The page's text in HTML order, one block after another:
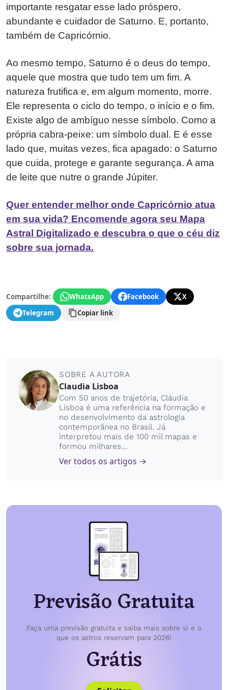
importante resgatar esse lado próspero,
abundante e cuidador de Saturno. E, portanto,
também de Capricórnio.
Ao mesmo tempo, Saturno é o deus do tempo,
aquele que mostra que tudo tem um fim. A
natureza frutifica e, em algum momento, morre.
Ele representa o ciclo do tempo, o início e o fim.
Existe algo de ambíguo nesse símbolo. Como a
própria cabra-peixe: um símbolo dual. E é esse
lado que, muitas vezes, fica apagado: o Saturno
que cuida, protege e garante segurança. A ama
de leite que nutre o grande Júpiter.
Quer entender melhor onde Capricórnio atua
em sua vida? Encomende agora seu Mapa
Astral Digitalizado e descubra o que o céu diz
sobre sua jornada.
Compartilhe: WhatsApp Facebook
X
Telegram
Copiar link
SOBRE A AUTORA
Claudia Lisboa
Com 50 anos de trajetória, Cláudia
Lisboa é uma referência na formação e
no desenvolvimento da astrologia
contemporânea no Brasil. Já
interpretou mais de 100 mil mapas e
formou milhares...
Ver todos os artigos →
Previsão Gratuita
Faça uma previsão gratuita e saiba mais sobre si e o
que os astros reservam para 2026!
Grátis